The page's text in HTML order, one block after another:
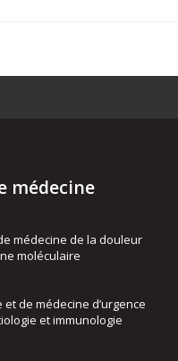
médecine
médecine de la douleur
moléculaire
de médecine d’urgence
et immunologie